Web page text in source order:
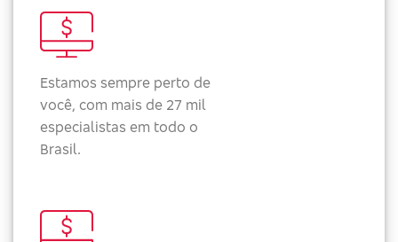
Estamos sempre perto de
você, com mais de 27 mil
especialistas em todo o
Brasil.